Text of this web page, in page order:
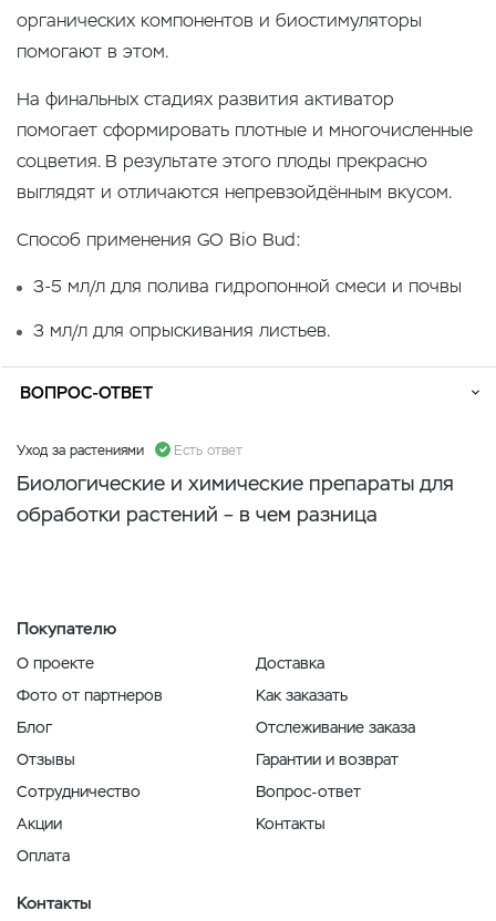
органических компонентов и биостимуляторы
помогают в этом.
На финальных стадиях развития активатор
помогает сформировать плотные и многочисленные
соцветия. В результате этого плоды прекрасно
выглядят и отличаются непревзойдённым вкусом.
Способ применения GO Bio Bud:
3-5 мл/л для полива гидропонной смеси и почвы
3 мл/л для опрыскивания листьев.
ВОПРОС-ОТВЕТ
Уход за растениями Есть ответ
Биологические и химические препараты для
обработки растений – в чем разница
Покупателю
О проекте
Фото от партнеров
Блог
Отзывы
Сотрудничество
Акции
Оплата
Доставка
Как заказать
Отслеживание заказа
Гарантии и возврат
Вопрос-ответ
Контакты
Контакты